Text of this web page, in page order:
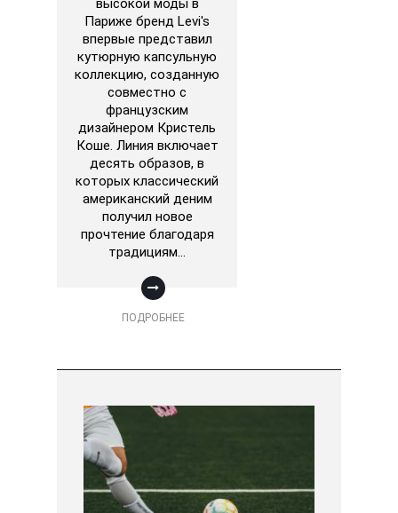
высокой моды в
Париже бренд Levi's
впервые представил
кутюрную капсульную
коллекцию, созданную
совместно с
французским
дизайнером Кристель
Коше. Линия включает
десять образов, в
которых классический
американский деним
получил новое
прочтение благодаря
традициям…
ПОДРОБНЕЕ